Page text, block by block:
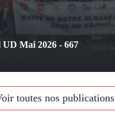
Mai 2026 - 667
toutes nos publications